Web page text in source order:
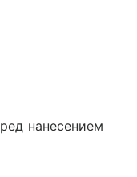
нанесением